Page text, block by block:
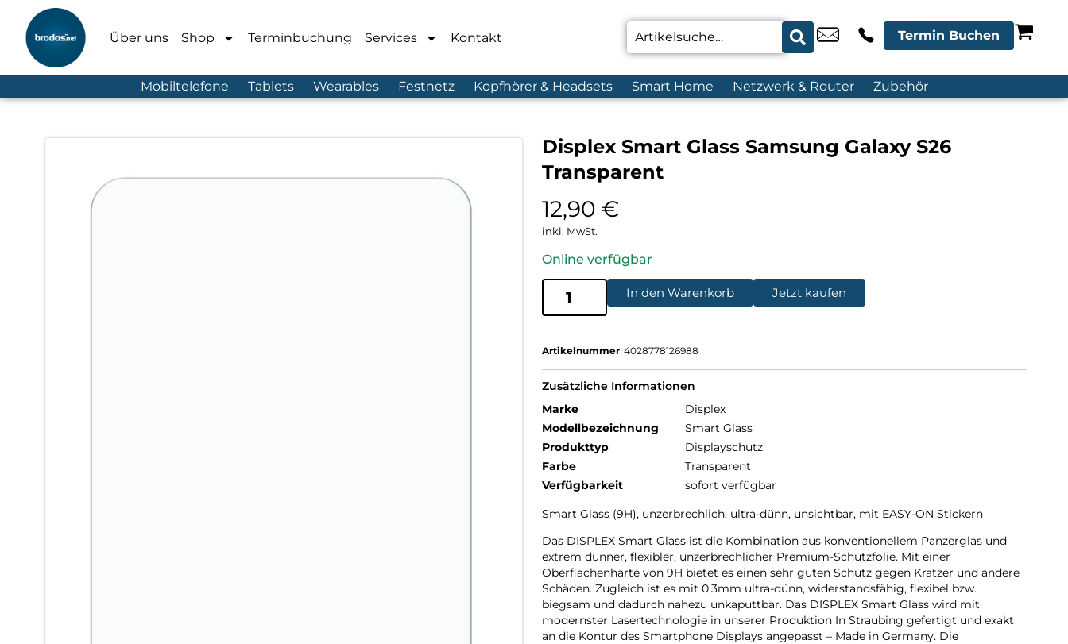
Über uns Shop Terminbuchung Services Kontakt Termin Buchen
Mobiltelefone Tablets Wearables Festnetz Kopfhörer & Headsets Smart Home Netzwerk & Router Zubehör
Displex Smart Glass Samsung Galaxy S26
Transparent
12,90 €
inkl. MwSt.
Online verfügbar
In den Warenkorb Jetzt kaufen
Artikelnummer 4028778126988
Zusätzliche Informationen
Marke
Displex
Modellbezeichnung
Smart Glass
Produkttyp
Displayschutz
Farbe
Transparent
Verfügbarkeit
sofort verfügbar
Smart Glass (9H), unzerbrechlich, ultra-dünn, unsichtbar, mit EASY-ON Stickern
Das DISPLEX Smart Glass ist die Kombination aus konventionellem Panzerglas und
extrem dünner, flexibler, unzerbrechlicher Premium-Schutzfolie. Mit einer
Oberflächenhärte von 9H bietet es einen sehr guten Schutz gegen Kratzer und andere
Schäden. Zugleich ist es mit 0,3mm ultra-dünn, widerstandsfähig, flexibel bzw.
biegsam und dadurch nahezu unkaputtbar. Das DISPLEX Smart Glass wird mit
modernster Lasertechnologie in unserer Produktion In Straubing gefertigt und exakt
an die Kontur des Smartphone Displays angepasst – Made in Germany. Die